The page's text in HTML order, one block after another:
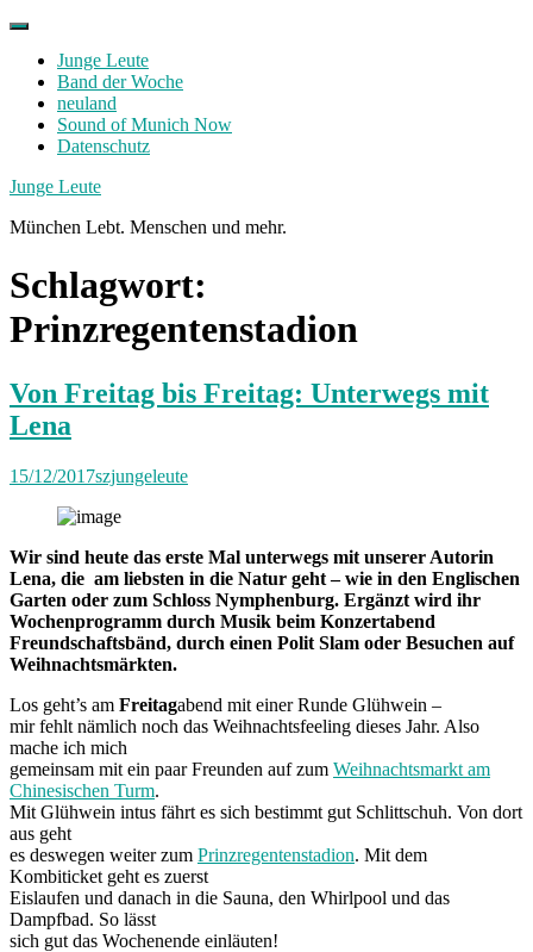
Skip
contentJunge Leute
Band der Woche
neuland
Sound of Munich Now
Datenschutz
Facebook
Twitter
Instagram
Junge Leute
München Lebt. Menschen und mehr.
Schlagwort:
Prinzregentenstadion
Von Freitag bis Freitag: Unterwegs mit
Lena
15/12/2017szjungeleute
Wir sind heute das erste Mal unterwegs mit unserer Autorin
Lena, die am liebsten in die Natur geht – wie in den Englischen
Garten oder zum Schloss Nymphenburg. Ergänzt wird ihr
Wochenprogramm durch Musik beim Konzertabend
Freundschaftsbänd, durch einen Polit Slam oder Besuchen auf
Weihnachtsmärkten.
Los geht’s am Freitagabend mit einer Runde Glühwein –
mir fehlt nämlich noch das Weihnachtsfeeling dieses Jahr. Also
mache ich mich
gemeinsam mit ein paar Freunden auf zum Weihnachtsmarkt am
Chinesischen Turm.
Mit Glühwein intus fährt es sich bestimmt gut Schlittschuh. Von dort
aus geht
es deswegen weiter zum Prinzregentenstadion. Mit dem
Kombiticket geht es zuerst
Eislaufen und danach in die Sauna, den Whirlpool und das
Dampfbad. So lässt
sich gut das Wochenende einläuten!